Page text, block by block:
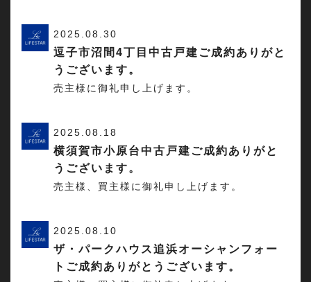
2025.08.30
逗子市沼間4丁目中古戸建ご成約ありがと
うございます。
売主様に御礼申し上げます。
2025.08.18
横須賀市小原台中古戸建ご成約ありがと
うございます。
売主様、買主様に御礼申し上げます。
2025.08.10
ザ・パークハウス追浜オーシャンフォー
トご成約ありがとうございます。